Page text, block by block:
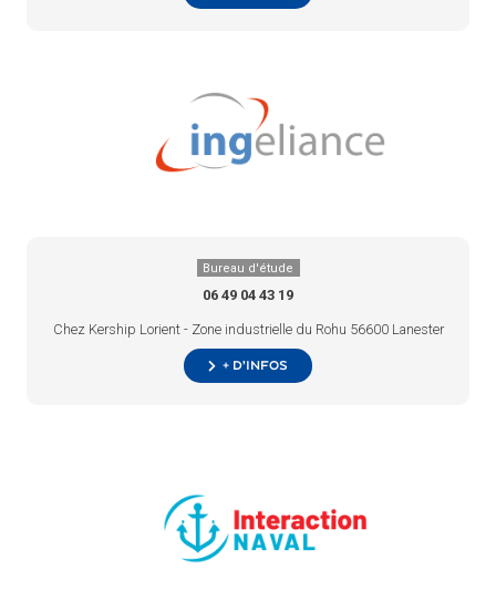
Bureau d'étude
06 49 04 43 19
Chez Kership Lorient - Zone industrielle du Rohu 56600 Lanester
+ d’infos